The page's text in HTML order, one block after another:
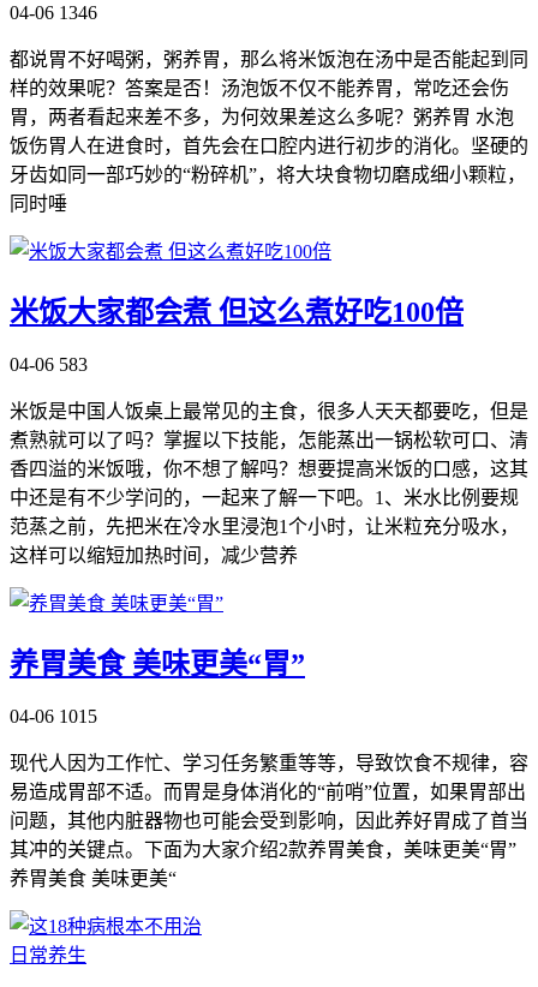
04-06 1346
都说胃不好喝粥，粥养胃，那么将米饭泡在汤中是否能起到同
样的效果呢？答案是否！汤泡饭不仅不能养胃，常吃还会伤
胃，两者看起来差不多，为何效果差这么多呢？粥养胃 水泡
饭伤胃人在进食时，首先会在口腔内进行初步的消化。坚硬的
牙齿如同一部巧妙的“粉碎机”，将大块食物切磨成细小颗粒，
同时唾
米饭大家都会煮 但这么煮好吃100倍
04-06 583
米饭是中国人饭桌上最常见的主食，很多人天天都要吃，但是
煮熟就可以了吗？掌握以下技能，怎能蒸出一锅松软可口、清
香四溢的米饭哦，你不想了解吗？想要提高米饭的口感，这其
中还是有不少学问的，一起来了解一下吧。1、米水比例要规
范蒸之前，先把米在冷水里浸泡1个小时，让米粒充分吸水，
这样可以缩短加热时间，减少营养
养胃美食 美味更美“胃”
04-06 1015
现代人因为工作忙、学习任务繁重等等，导致饮食不规律，容
易造成胃部不适。而胃是身体消化的“前哨”位置，如果胃部出
问题，其他内脏器物也可能会受到影响，因此养好胃成了首当
其冲的关键点。下面为大家介绍2款养胃美食，美味更美“胃”
养胃美食 美味更美“
日常养生